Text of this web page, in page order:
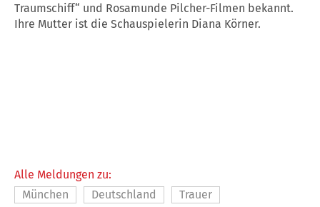
Traumschiff“ und Rosamunde Pilcher-Filmen bekannt.
Ihre Mutter ist die Schauspielerin Diana Körner.
Alle Meldungen zu:
München
Deutschland Trauer